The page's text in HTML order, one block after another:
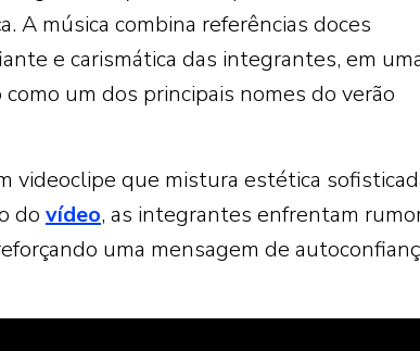
A música combina referências doces
e carismática das integrantes, em
um dos principais nomes do verão
videoclipe que mistura estética
do vídeo, as integrantes enfrentam
uma mensagem de